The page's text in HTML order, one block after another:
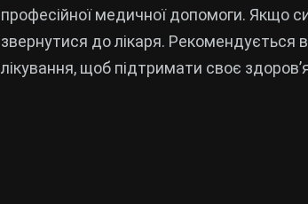
професійної медичної допомоги. Якщо
звернутися до лікаря. Рекомендується
лікування, щоб підтримати своє